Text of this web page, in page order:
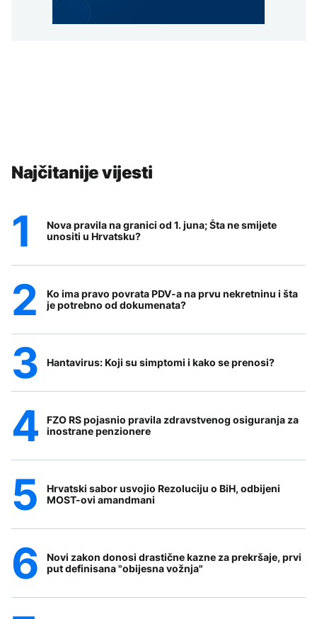
Najčitanije vijesti
Nova pravila na granici od 1. juna; Šta ne smijete
unositi u Hrvatsku?
Ko ima pravo povrata PDV-a na prvu nekretninu i šta
je potrebno od dokumenata?
Hantavirus: Koji su simptomi i kako se prenosi?
FZO RS pojasnio pravila zdravstvenog osiguranja za
inostrane penzionere
Hrvatski sabor usvojio Rezoluciju o BiH, odbijeni
MOST-ovi amandmani
Novi zakon donosi drastične kazne za prekršaje, prvi
put definisana "obijesna vožnja"